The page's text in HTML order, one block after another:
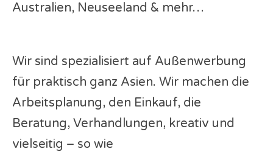
Australien, Neuseeland & mehr…
Wir sind spezialisiert auf Außenwerbung
für praktisch ganz Asien. Wir machen die
Arbeitsplanung, den Einkauf, die
Beratung, Verhandlungen, kreativ und
vielseitig – so wie